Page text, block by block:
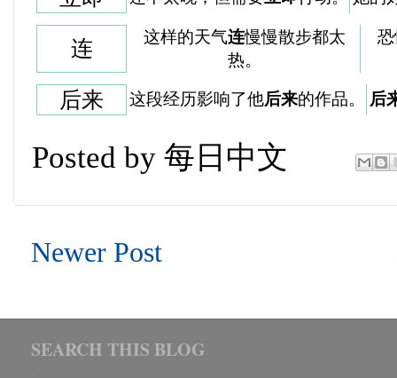
连 这样的天气连慢慢散步都太
热。
后来 这段经历影响了他后来的作品。 后
Posted by 每日中文
Newer Post
SEARCH THIS BLOG